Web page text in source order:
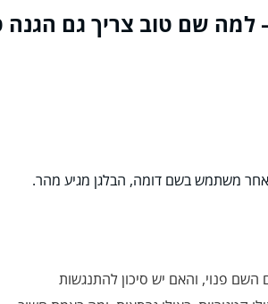
אחר משתמש בשם דומה, הבלגן מגיע מהר.
פנוי, והאם יש סיכון להתנגשות